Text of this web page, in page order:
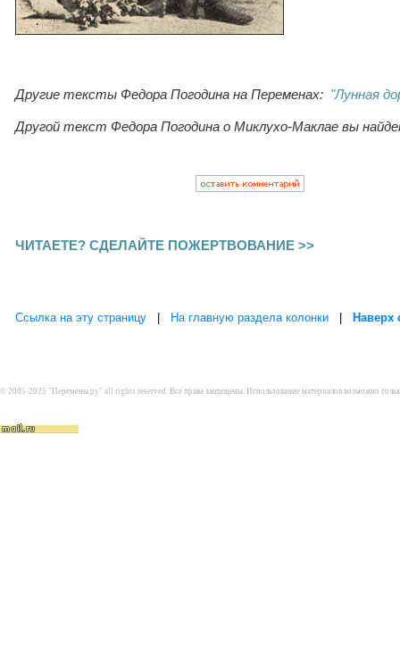
Другие тексты Федора Погодина на Переменах: "Лунная
Другой текст Федора Погодина о Миклухо-Маклае вы
ЧИТАЕТЕ? СДЕЛАЙТЕ ПОЖЕРТВОВАНИЕ >>
Ссылка на эту страницу На главную раздела колонки Наверх
© 2005-2025 "Перемены.ру" all rights reserved. Все права защищены. Использование материалов возможно